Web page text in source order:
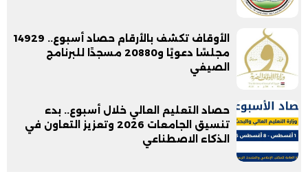
الأوقاف تكشف بالأرقام حصاد أسبوع.. 14929
مجلسًا دعويًا و20880 مسجدًا للبرنامج
الصيفي
حصاد التعليم العالي خلال أسبوع.. بدء
تنسيق الجامعات 2026 وتعزيز التعاون في
الذكاء الاصطناعي